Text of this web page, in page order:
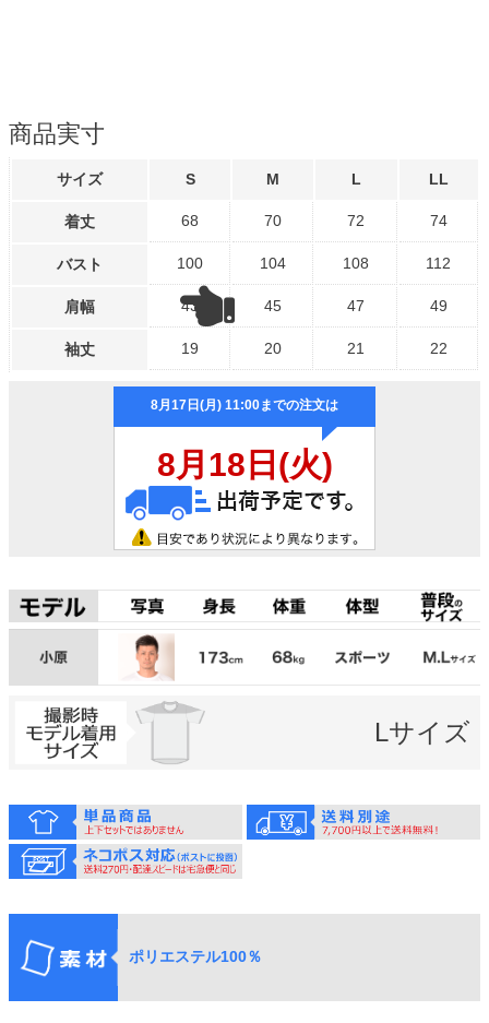
商品実寸
サイズ S M L LL
着丈 68 70 72 74
バスト 100 104 108 112
肩幅 43 45 47 49
袖丈 19 20 21 22
Lサイズ
ポリエステル100％